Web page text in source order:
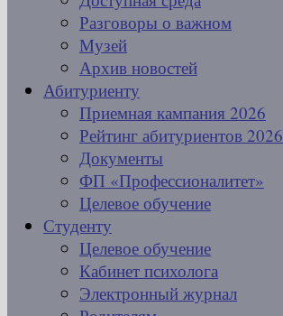
Разговоры о важном
Музей
Архив новостей
Абитуриенту
Приемная кампания 2026
Рейтинг абитуриентов 2026
Документы
ФП «Профессионалитет»
Целевое обучение
Студенту
Целевое обучение
Кабинет психолога
Электронный журнал